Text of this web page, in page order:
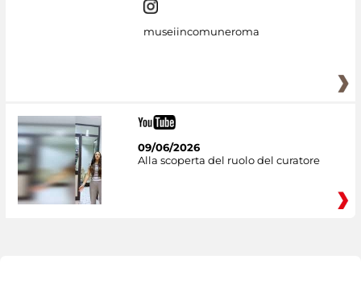
museiincomuneroma
09/06/2026
Alla scoperta del ruolo del curatore